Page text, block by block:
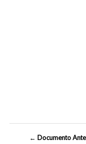
← Documento